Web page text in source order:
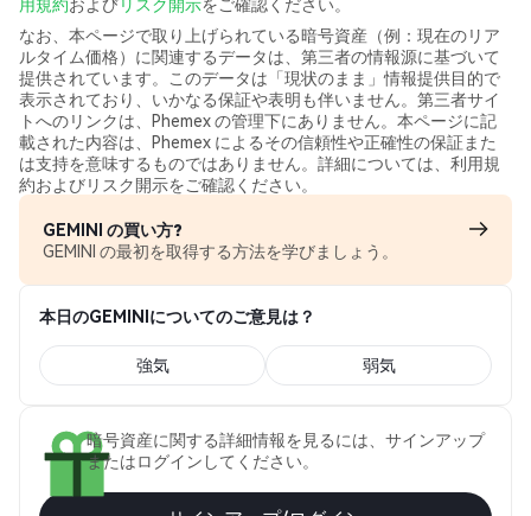
なお、本ページで取り上げられている暗号資産（例：現在のリア
ルタイム価格）に関連するデータは、第三者の情報源に基づいて
提供されています。このデータは「現状のまま」情報提供目的で
表示されており、いかなる保証や表明も伴いません。第三者サイ
トへのリンクは、Phemex の管理下にありません。本ページに記
載された内容は、Phemex によるその信頼性や正確性の保証また
は支持を意味するものではありません。詳細については、利用規
約およびリスク開示をご確認ください。
GEMINI の買い方?
GEMINI の最初を取得する方法を学びましょう。
本日のGEMINIについてのご意見は？
強気 弱気
暗号資産に関する詳細情報を見るには、サインアップ
またはログインしてください。